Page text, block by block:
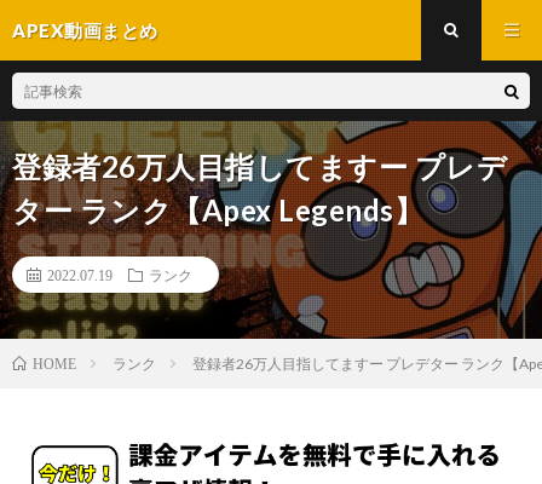
APEX動画まとめ
登録者26万人目指してますー プレデ
ター ランク【Apex Legends】
2022.07.19 ランク
HOME ランク 登録者26万人目指してますー プレデター ランク【